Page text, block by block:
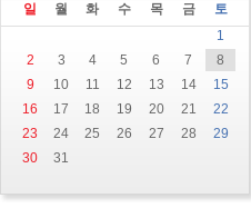
일 월 화 수 목 금
토
1
2
3 4 5 6 7
8
9
10 11 12 13 14
15
16
17 18 19 20 21
22
23
24 25 26 27 28
29
30
31